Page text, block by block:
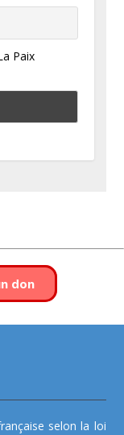
Paix
don
selon la loi